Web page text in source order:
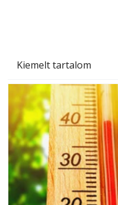
Kiemelt tartalom